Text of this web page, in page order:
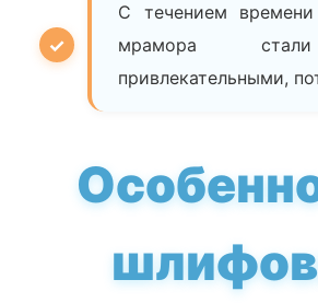
С течением
мрамора
привлекательными,